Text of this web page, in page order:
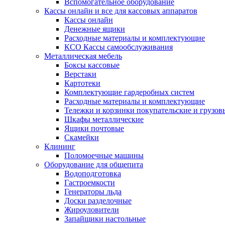
Вспомогательное оборудование
Кассы онлайн и все для кассовых аппаратов
Кассы онлайн
Денежные ящики
Расходные материалы и комплектующие
КСО Кассы самообслуживания
Металлическая мебель
Боксы кассовые
Верстаки
Картотеки
Комплектующие гардеробных систем
Расходные материалы и комплектующие
Тележки и корзинки покупательские и
Шкафы металлические
Ящики почтовые
Скамейки
Клининг
Поломоечные машины
Оборудование для общепита
Водоподготовка
Гастроемкости
Генераторы льда
Доски разделочные
Жироуловители
Запайщики настольные